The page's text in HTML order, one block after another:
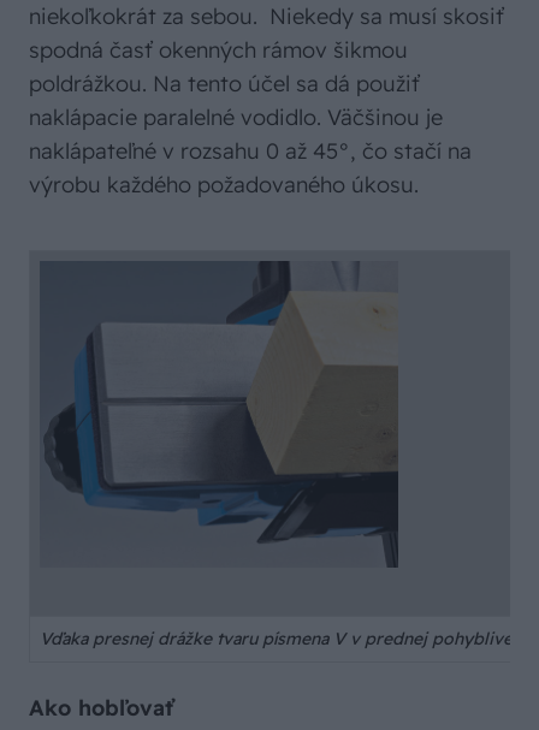
niekoľkokrát za sebou. Niekedy sa musí skosiť
spodná časť okenných rámov šikmou
poldrážkou. Na tento účel sa dá použiť
naklápacie paralelné vodidlo. Väčšinou je
naklápateľné v rozsahu 0 až 45°, čo stačí na
výrobu každého požadovaného úkosu.
Vďaka presnej drážke tvaru písmena V v prednej pohyblivej
Ako hobľovať